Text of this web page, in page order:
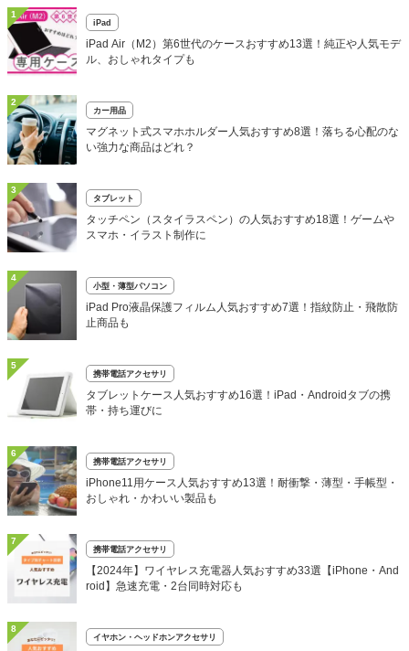
1
iPad
iPad Air（M2）第6世代のケースおすすめ13選！純正や人気モデ
ル、おしゃれタイプも
2
カー用品
マグネット式スマホホルダー人気おすすめ8選！落ちる心配のな
い強力な商品はどれ？
3
タブレット
タッチペン（スタイラスペン）の人気おすすめ18選！ゲームや
スマホ・イラスト制作に
4
小型・薄型パソコン
iPad Pro液晶保護フィルム人気おすすめ7選！指紋防止・飛散防
止商品も
5
携帯電話アクセサリ
タブレットケース人気おすすめ16選！iPad・Androidタブの携
帯・持ち運びに
6
携帯電話アクセサリ
iPhone11用ケース人気おすすめ13選！耐衝撃・薄型・手帳型・
おしゃれ・かわいい製品も
7
携帯電話アクセサリ
【2024年】ワイヤレス充電器人気おすすめ33選【iPhone・And
roid】急速充電・2台同時対応も
8
イヤホン・ヘッドホンアクセサリ